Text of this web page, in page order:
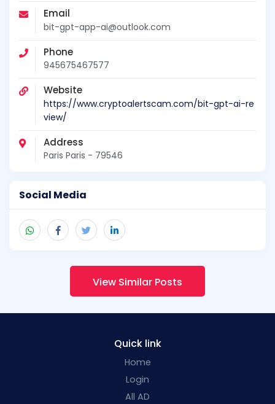
Email
bit-gpt-app-ai@outlook.com
Phone
945675467577
Website
https://www.cryptoalertscam.com/bit-gpt-ai-re
view/
Address
Paris Paris - 79546
Social Media
View Similar Posts
Quick link
Home
Login
All AD